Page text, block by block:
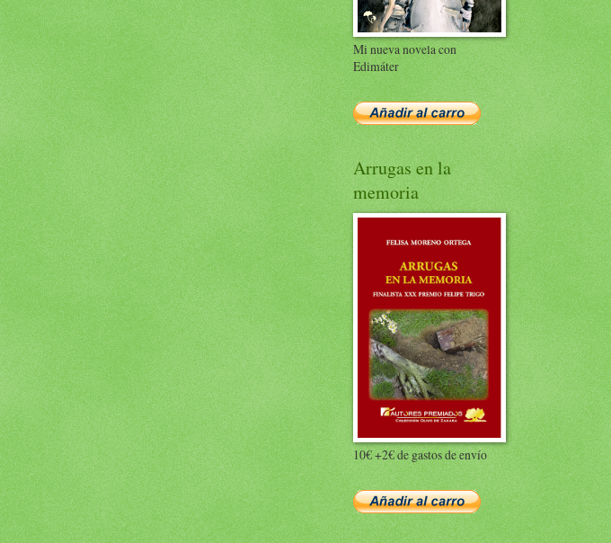
Mi nueva novela con
Edimáter
Arrugas en la
memoria
10€ +2€ de gastos de envío